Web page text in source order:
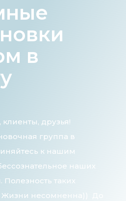
в
друзья!
группа в
к нашим
наших
таких
Жизни несомненна)) До